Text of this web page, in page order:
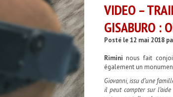
VIDEO –
GISABURO :
Posté le 12 mai 2018
Rimini nous fait
également un
Giovanni, issu d’une
il peut compter sur